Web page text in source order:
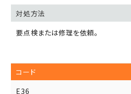
要点検または修理を依頼。
E36